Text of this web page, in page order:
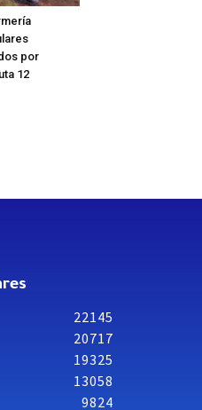
por
12
22145
20717
19325
13058
9824